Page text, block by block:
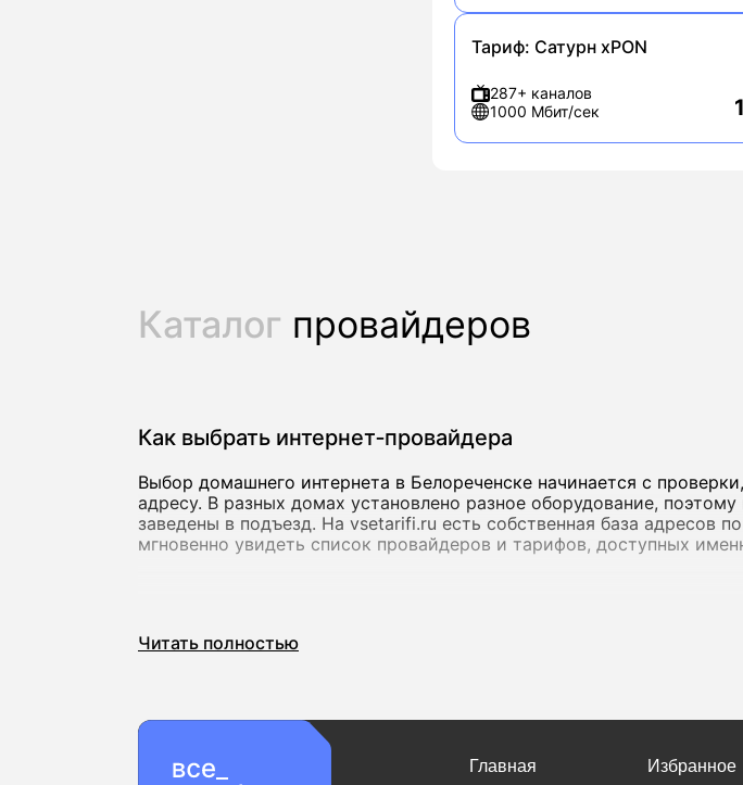
Тариф: Сатурн xPON
287+ каналов
1000 Мбит/сек
Каталог провайдеров
Как выбрать интернет‑провайдера
Выбор домашнего интернета в Белореченске начинается с
адресу. В разных домах установлено разное оборудование,
заведены в подъезд. На vsetarifi.ru есть собственная база адресов
мгновенно увидеть список провайдеров и тарифов, доступных
Для базовых задач подойдет скорость от 15 Мбит/с - ее
до 10 000 Мбит/с, которые предлагают как крупные федеральные
Важно учитывать не только максимальную скорость, но и
Читать полностью
Главная Избранное